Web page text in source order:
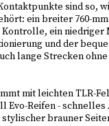
sind so,
ein breiter 760-
ein niedriger
und der
lange Strecken
mit leichten TLR-
Evo-Reifen -
brauner